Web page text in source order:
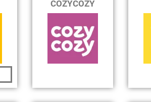
COZYCOZY